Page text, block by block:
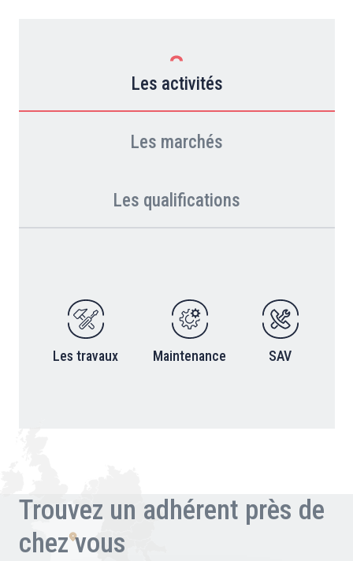
Les activités
Les marchés
Les qualifications
Les travaux Maintenance SAV
Trouvez un adhérent près de
chez vous